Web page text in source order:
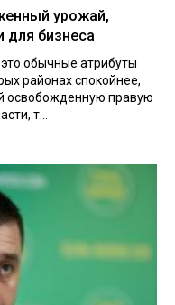
урожай,
для бизнеса
обычные атрибуты
районах спокойнее,
освобожденную правую
т...